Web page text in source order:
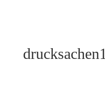
drucksachen1